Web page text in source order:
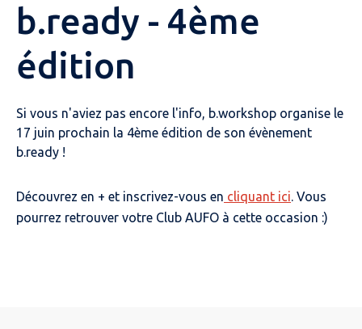
b.ready - 4ème
édition
Si vous n'aviez pas encore l'info, b.workshop organise le
17 juin prochain la 4ème édition de son évènement
b.ready !
Découvrez en + et inscrivez-vous en cliquant ici. Vous
pourrez retrouver votre Club AUFO à cette occasion :)